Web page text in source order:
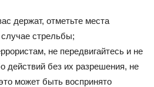
держат, отметьте места
стрельбы;
не передвигайтесь и не
действий без их разрешения, не
может быть воспринято